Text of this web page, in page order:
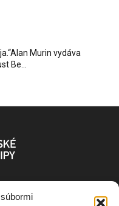
Murin vydáva
Be...
jazykovou kontrolou a sú